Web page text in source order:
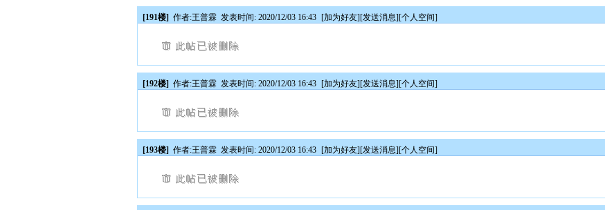
[191楼] 作者:王普霖 发表时间: 2020/12/03 16:43 [加为好友][发送消息][个人空间]
[192楼] 作者:王普霖 发表时间: 2020/12/03 16:43 [加为好友][发送消息][个人空间]
[193楼] 作者:王普霖 发表时间: 2020/12/03 16:43 [加为好友][发送消息][个人空间]